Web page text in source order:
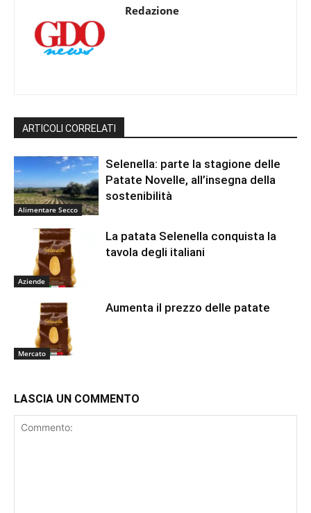
Redazione
ARTICOLI CORRELATI
Alimentare Secco
Selenella: parte la stagione delle
Patate Novelle, all’insegna della
sostenibilità
Aziende
La patata Selenella conquista la
tavola degli italiani
Mercato
Aumenta il prezzo delle patate
LASCIA UN COMMENTO